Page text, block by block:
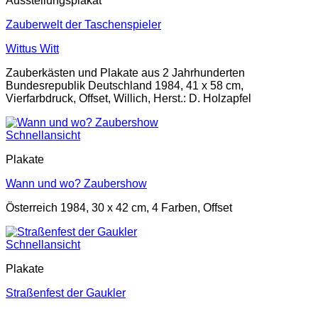
Zauberwelt der Taschenspieler
Wittus Witt
Zauberkästen und Plakate aus 2 Jahrhunderten
Bundesrepublik Deutschland 1984, 41 x 58 cm,
Vierfarbdruck, Offset, Willich, Herst.: D. Holzapfel
Schnellansicht
Plakate
Wann und wo? Zaubershow
Österreich 1984, 30 x 42 cm, 4 Farben, Offset
Schnellansicht
Plakate
Straßenfest der Gaukler